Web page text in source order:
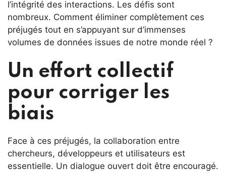
l’intégrité des interactions. Les défis sont
nombreux. Comment éliminer complètement ces
préjugés tout en s’appuyant sur d’immenses
volumes de données issues de notre monde réel ?
Un effort collectif
pour corriger les
biais
Face à ces préjugés, la collaboration entre
chercheurs, développeurs et utilisateurs est
essentielle. Un dialogue ouvert doit être encouragé.